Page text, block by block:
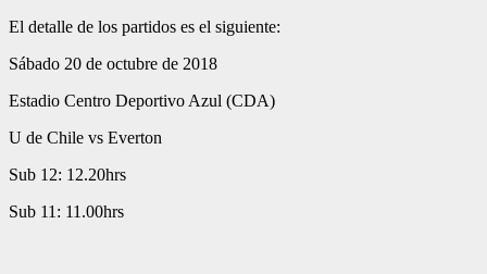
El detalle de los partidos es el siguiente:
Sábado 20 de octubre de 2018
Estadio Centro Deportivo Azul (CDA)
U de Chile vs Everton
Sub 12: 12.20hrs
Sub 11: 11.00hrs